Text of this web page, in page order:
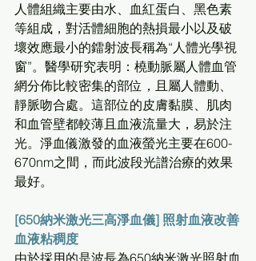
人體組織主要由水、血紅蛋白、黑色素
等組成，對活體細胞的熱損最小以及破
壞效應最小的鐳射波長稱為“人體光學視
窗”。醫學研究表明：橈動脈屬人體血管
網分佈比較密集的部位，且屬人體動、
靜脈吻合處。這部位的皮膚黏膜、肌肉
和血管壁都較薄且血液流量大，易於注
光。淨血儀激發的血液螢光主要在600-
670nm之間，而此波段光譜治療的效果
最好。
[650納米激光三高淨血儀] 照射血液改善
血液粘稠度